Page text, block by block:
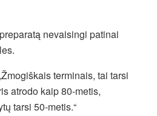
nevaisingi patinai
terminais, tai tarsi
atrodo kaip 80-metis,
tarsi 50-metis.“